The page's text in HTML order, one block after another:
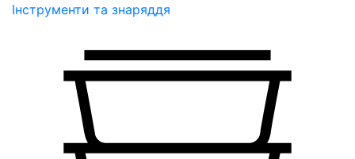
Інструменти та знаряддя